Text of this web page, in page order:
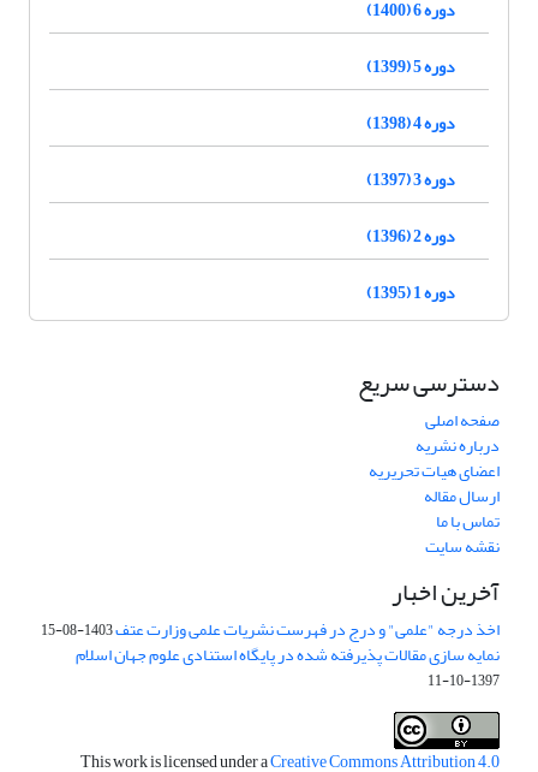
دوره 6 (1400)
دوره 5 (1399)
دوره 4 (1398)
دوره 3 (1397)
دوره 2 (1396)
دوره 1 (1395)
دسترسی سریع
صفحه اصلی
درباره نشریه
اعضای هیات تحریریه
ارسال مقاله
تماس با ما
نقشه سایت
آخرین اخبار
اخذ درجه "علمی" و درج در فهرست نشریات علمی وزارت عتف1403-08-15
نمایه سازی مقالات پذیرفته شده در پایگاه استنادی علوم جهان اسلام
1397-10-11
This work is licensed under aCreative Commons Attribution 4.0